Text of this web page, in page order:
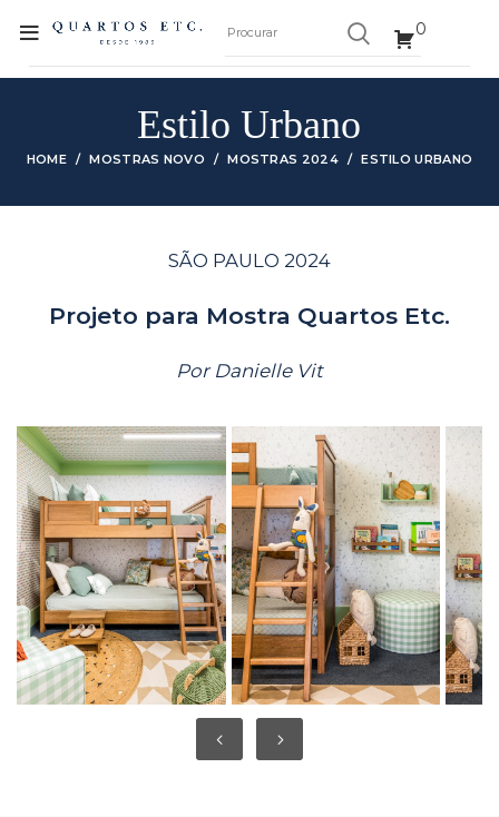
0
Estilo Urbano
HOME MOSTRAS NOVO MOSTRAS 2024 ESTILO URBANO
SÃO PAULO 2024
Projeto para Mostra Quartos Etc.
Por Danielle Vit